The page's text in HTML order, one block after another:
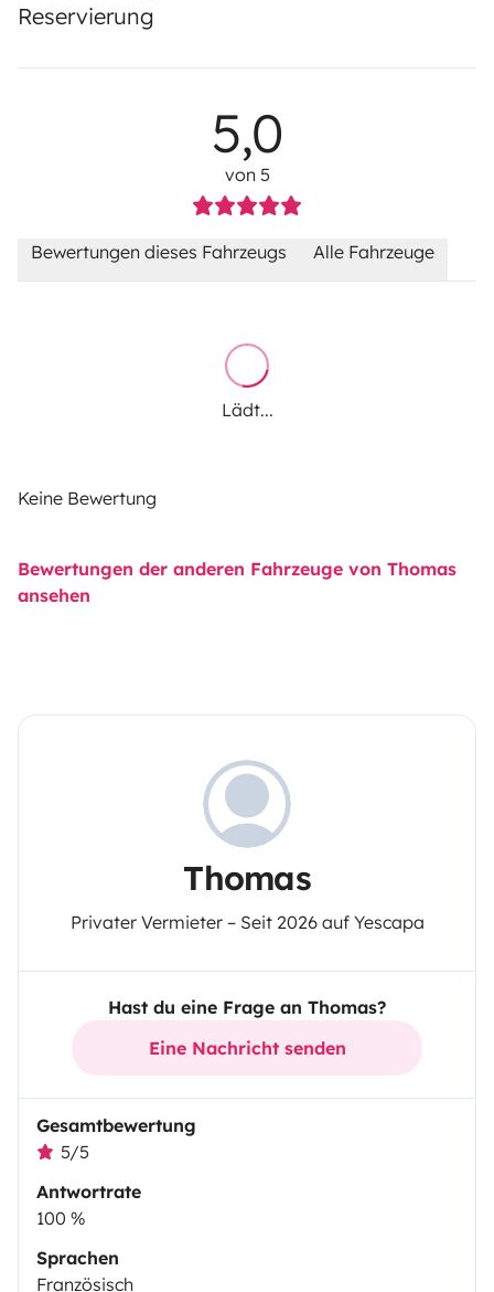
Reservierung
5,0
von 5
Bewertungen dieses Fahrzeugs Alle Fahrzeuge
Lädt...
Keine Bewertung
Bewertungen der anderen Fahrzeuge von Thomas
ansehen
Thomas
Privater Vermieter – Seit 2026 auf Yescapa
Hast du eine Frage an Thomas?
Eine Nachricht senden
Gesamtbewertung
5/5
Antwortrate
100 %
Sprachen
Französisch